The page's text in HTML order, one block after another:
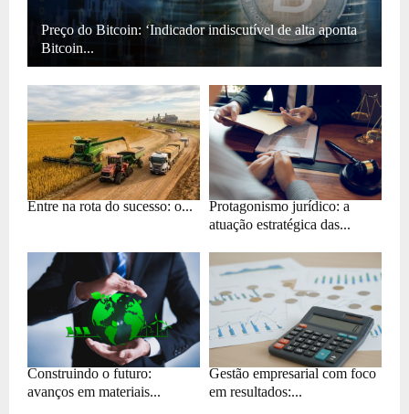
Preço do Bitcoin: ‘Indicador indiscutível de alta aponta
Bitcoin...
Entre na rota do sucesso: o...
Protagonismo jurídico: a
atuação estratégica das...
Construindo o futuro:
avanços em materiais...
Gestão empresarial com foco
em resultados:...